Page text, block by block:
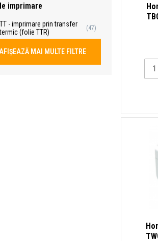
imprimare
TT - imprimare prin transfer
termic (folie TTR)
(47)
MAI MULTE FILTRE